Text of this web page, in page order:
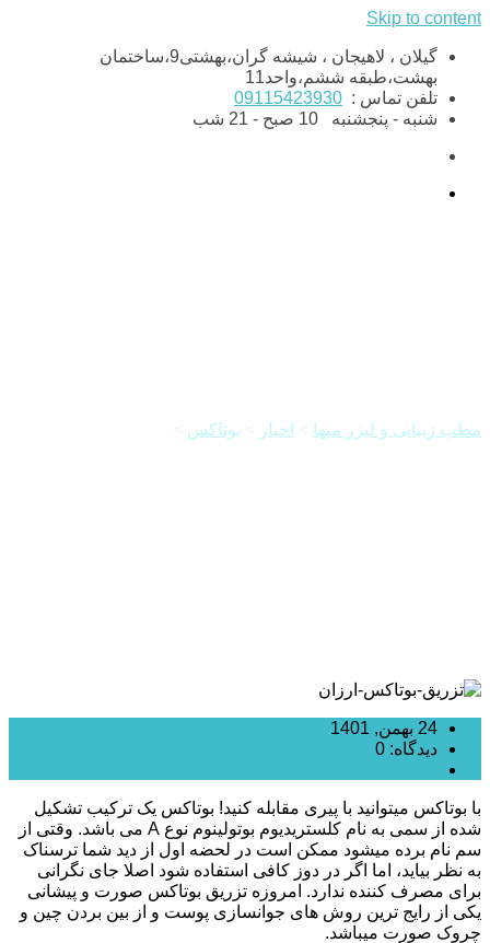
Skip to content
گیلان ، لاهیجان ، شیشه گران،بهشتی9،ساختمان
بهشت،طبقه ششم،واحد11
تلفن تماس : 09115423930
شنبه - پنجشنبه
مطب زیبایی و لیزر میها اخبار بوتاکس
24 بهمن, 1401
دیدگاه: 0
با بوتاکس میتوانید با پیری مقابله کنید! بوتاکس یک ترکیب تشکیل
شده از سمی به نام کلستریدیوم بوتولینوم نوع A می باشد. وقتی از
سم نام برده میشود ممکن است در لحضه اول از دید شما ترسناک
به نظر بیاید، اما اگر در دوز کافی استفاده شود اصلا جای نگرانی
برای مصرف کننده ندارد. امروزه تزریق بوتاکس صورت و پیشانی
یکی از رایج ترین روش های جوانسازی پوست و از بین بردن چین و
چروک صورت میباشد.